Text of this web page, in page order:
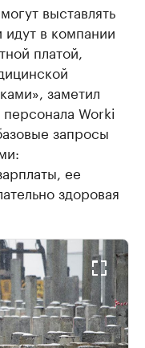
выставлять
в компании
платой,
заметил
Worki
запросы
ее
здоровая